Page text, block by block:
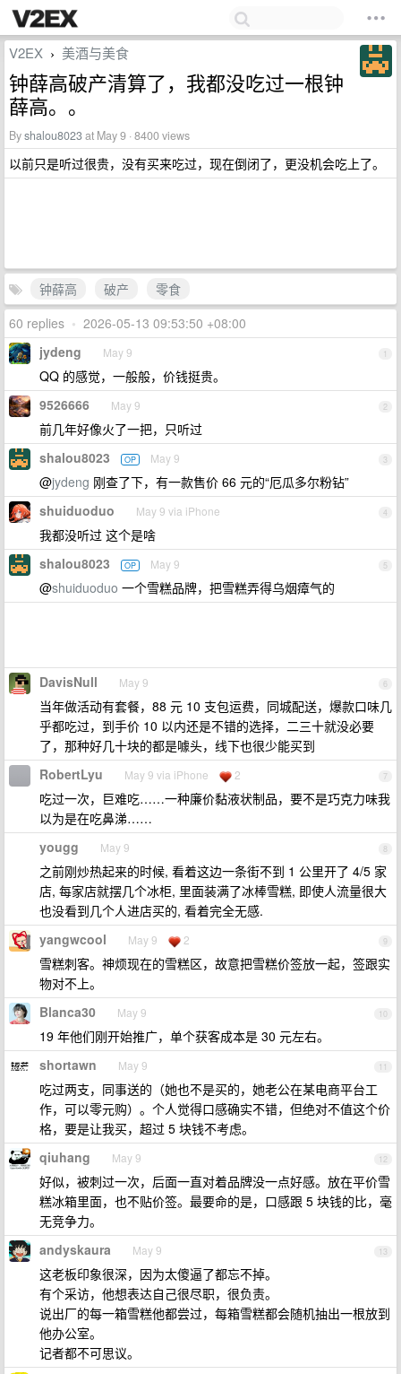
V2EX › 美酒与美食
钟薛高破产清算了，我都没吃过一根钟
薛高。。
Byshalou8023at May 9 · 8400 views
以前只是听过很贵，没有买来吃过，现在倒闭了，更没机会吃上了。
钟薛高 破产
零食
60 replies • 2026-05-13 09:53:50 +08:00
1
jydeng May 9
QQ 的感觉，一般般，价钱挺贵。
2
9526666 May 9
前几年好像火了一把，只听过
3
shalou8023 OP May 9
@jydeng 刚查了下，有一款售价 66 元的“厄瓜多尔粉钻”
4
shuiduoduo May 9 via iPhone
我都没听过 这个是啥
5
shalou8023 OP May 9
@shuiduoduo 一个雪糕品牌，把雪糕弄得乌烟瘴气的
6
DavisNull May 9
当年做活动有套餐，88 元 10 支包运费，同城配送，爆款口味几
乎都吃过，到手价 10 以内还是不错的选择，二三十就没必要
了，那种好几十块的都是噱头，线下也很少能买到
7
RobertLyu May 9 via iPhone 2
吃过一次，巨难吃……一种廉价黏液状制品，要不是巧克力味我
以为是在吃鼻涕……
8
yougg May 9
之前刚炒热起来的时候, 看着这边一条街不到 1 公里开了 4/5 家
店, 每家店就摆几个冰柜, 里面装满了冰棒雪糕, 即使人流量很大
也没看到几个人进店买的, 看着完全无感.
9
yangwcool May 9 2
雪糕刺客。神烦现在的雪糕区，故意把雪糕价签放一起，签跟实
物对不上。
10
Blanca30 May 9
19 年他们刚开始推广，单个获客成本是 30 元左右。
11
shortawn May 9
吃过两支，同事送的（她也不是买的，她老公在某电商平台工
作，可以零元购）。个人觉得口感确实不错，但绝对不值这个价
格，要是让我买，超过 5 块钱不考虑。
12
qiuhang May 9
好似，被刺过一次，后面一直对着品牌没一点好感。放在平价雪
糕冰箱里面，也不贴价签。最要命的是，口感跟 5 块钱的比，毫
无竞争力。
13
andyskaura May 9
这老板印象很深，因为太傻逼了都忘不掉。
有个采访，他想表达自己很尽职，很负责。
说出厂的每一箱雪糕他都尝过，每箱雪糕都会随机抽出一根放到
他办公室。
记者都不可思议。